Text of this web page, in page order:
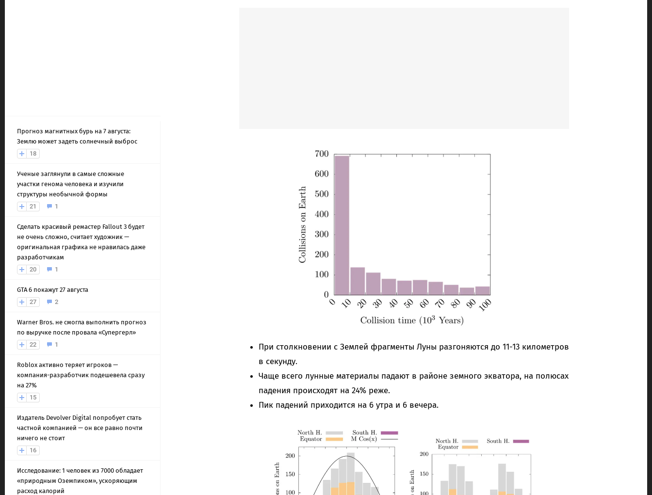
Прогноз магнитных бурь на 7 августа:
Землю может задеть солнечный выброс
18
Ученые заглянули в самые сложные
участки генома человека и изучили
структуры необычной формы
21
1
Сделать красивый ремастер Fallout 3 будет
не очень сложно, считает художник —
оригинальная графика не нравилась даже
разработчикам
20
1
GTA 6 покажут 27 августа
27
2
Warner Bros. не смогла выполнить прогноз
по выручке после провала «Супергерл»
22
1
Roblox активно теряет игроков —
компания-разработчик подешевела сразу
на 27%
15
Издатель Devolver Digital попробует стать
частной компанией — он все равно почти
ничего не стоит
16
Исследование: 1 человек из 7000 обладает
«природным Оземпиком», ускоряющим
расход калорий
При столкновении с Землей фрагменты Луны разгоняются до 11-13 километров
в секунду.
Чаще всего лунные материалы падают в районе земного экватора, на полюсах
падения происходят на 24% реже.
Пик падений приходится на 6 утра и 6 вечера.